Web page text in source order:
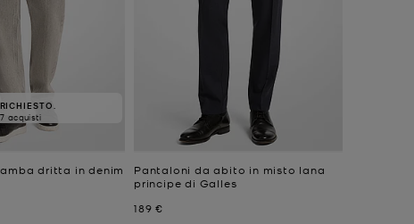
RICHIESTO.
7 acquisti
dritta in denim
Pantaloni da abito in misto lana
principe di Galles
Prezzo attuale
189 €